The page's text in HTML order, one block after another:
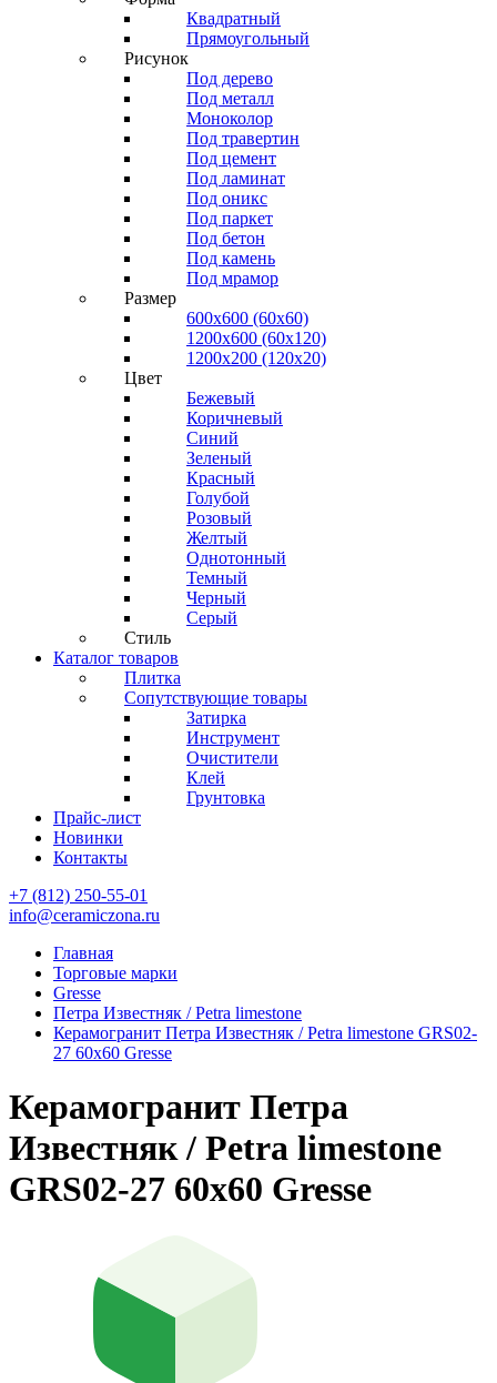
Квадратный
Прямоугольный
Рисунок
Под дерево
Под металл
Моноколор
Под травертин
Под цемент
Под ламинат
Под оникс
Под паркет
Под бетон
Под камень
Под мрамор
Размер
600х600 (60х60)
1200х600 (60х120)
1200х200 (120x20)
Цвет
Бежевый
Коричневый
Синий
Зеленый
Красный
Голубой
Розовый
Желтый
Однотонный
Темный
Черный
Серый
Стиль
Каталог товаров
Плитка
Сопутствующие товары
Затирка
Инструмент
Очистители
Клей
Грунтовка
Прайс-лист
Новинки
Контакты
+7 (812) 250-55-01
info@ceramiczona.ru
Главная
Торговые марки
Gresse
Петра Известняк / Petra limestone
Керамогранит Петра Известняк / Petra limestone GRS02-
27 60х60 Gresse
Керамогранит Петра
Известняк / Petra limestone
GRS02-27 60х60 Gresse